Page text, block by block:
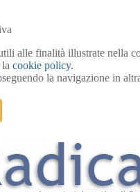
alle finalità illustrate nella
cookie policy.
la navigazione in